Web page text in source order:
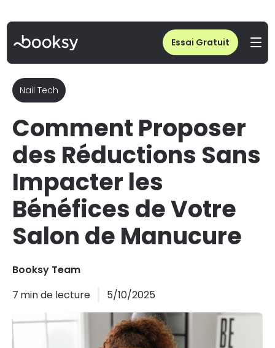
Essai Gratuit
Promotions Manucure : Boostez Ventes sans Baisser la Valeur
Nail Tech
Comment Proposer
des Réductions Sans
Impacter les
Bénéfices de Votre
Salon de Manucure
Booksy Team
7 min de lecture 5/10/2025